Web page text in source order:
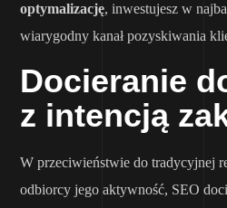
optymalizację, inwestujesz w
wiarygodny kanał pozyskiwania
Docieranie
z intencją
W przeciwieństwie do tradycyjnej
odbiorcy jego aktywność, SEO